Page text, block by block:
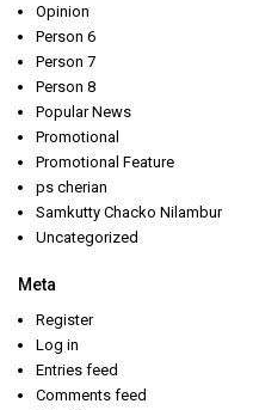
Opinion
Person 6
Person 7
Person 8
Popular News
Promotional
Promotional Feature
ps cherian
Samkutty Chacko Nilambur
Uncategorized
Meta
Register
Log in
Entries feed
Comments feed